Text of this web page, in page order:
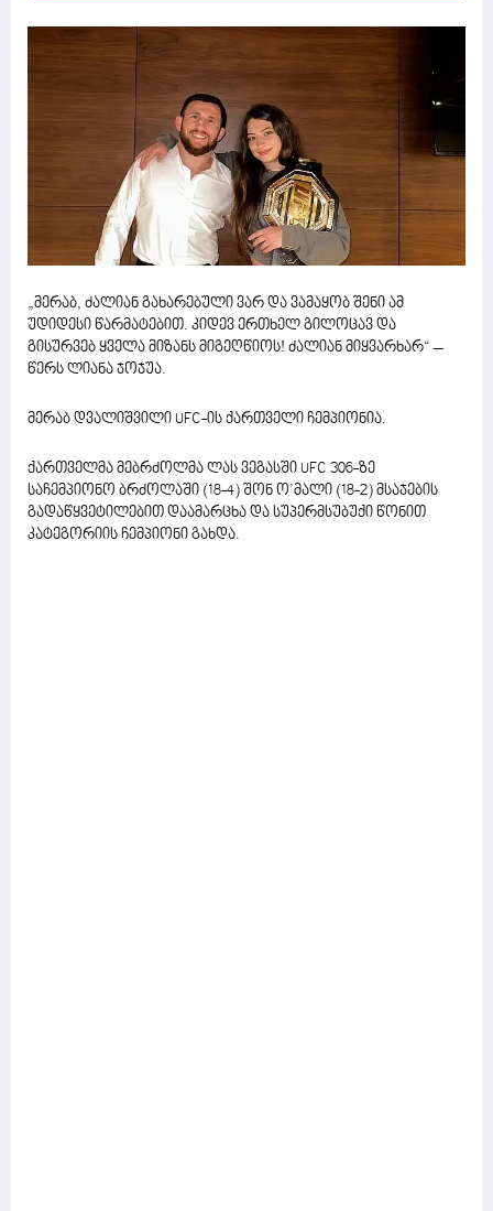
„მერაბ, ძალიან გახარებული ვარ და ვამაყობ შენი ამ
უდიდესი წარმატებით. კიდევ ერთხელ გილოცავ და
გისურვებ ყველა მიზანს მიგეღწიოს! ძალიან მიყვარხარ“ –
წერს ლიანა ჯოჯუა.
მერაბ დვალიშვილი UFC-ის ქართველი ჩემპიონია.
ქართველმა მებრძოლმა ლას ვეგასში UFC 306-ზე
საჩემპიონო ბრძოლაში (18-4) შონ ო’მალი (18-2) მსაჯების
გადაწყვეტილებით დაამარცხა და სუპერმსუბუქი წონით
კატეგორიის ჩემპიონი გახდა.